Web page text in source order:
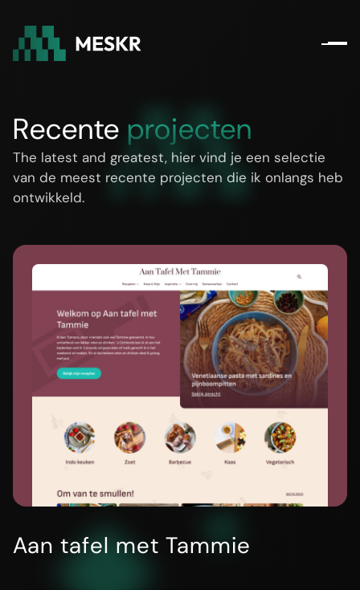
Recente projecten
The latest and greatest, hier vind je een selectie
van de meest recente projecten die ik onlangs heb
ontwikkeld.
Aan tafel met Tammie